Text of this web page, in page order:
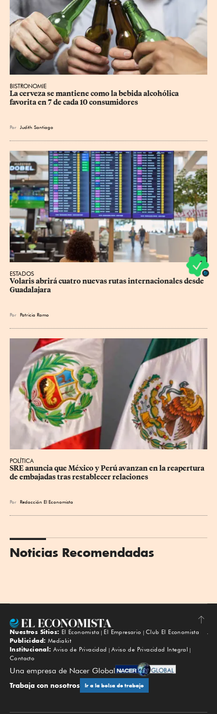
BISTRONOMIE
La cerveza se mantiene como la bebida alcohólica
favorita en 7 de cada 10 consumidores
Por Judith Santiago
ESTADOS
Volaris abrirá cuatro nuevas rutas internacionales desde
Guadalajara
Por Patricia Romo
POLÍTICA
SRE anuncia que México y Perú avanzan en la reapertura
de embajadas tras restablecer relaciones
Por Redacción El Economista
Noticias Recomendadas
Subir
Nuestros Sitios: El Economista El Empresario
Club El Economista
Publicidad: Mediakit
Institucional: Aviso de Privacidad
Aviso de Privacidad Integral
Contacto
Una empresa de Nacer Global
Trabaja con nosotros Ir a la bolsa de trabajo